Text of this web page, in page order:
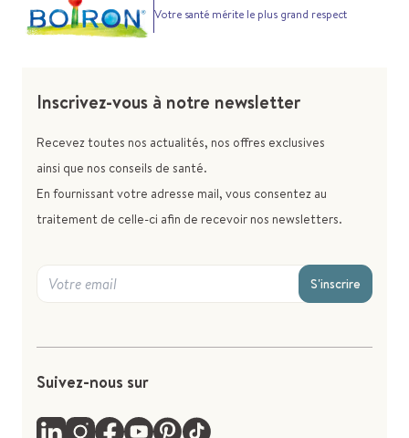
Votre santé mérite le plus grand respect
Inscrivez-vous à notre newsletter
Recevez toutes nos actualités, nos offres exclusives
ainsi que nos conseils de santé.
En fournissant votre adresse mail, vous consentez au
traitement de celle-ci afin de recevoir nos newsletters.
S'inscrire
Suivez-nous sur